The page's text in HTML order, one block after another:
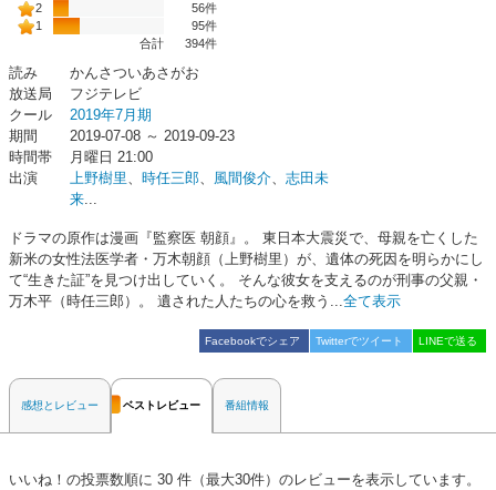
2
56件
1
95件
合計
394件
読み
かんさついあさがお
放送局
フジテレビ
クール
2019年7月期
期間
2019-07-08 ～ 2019-09-23
時間帯
月曜日 21:00
出演
上野樹里、 時任三郎、 風間俊介、 志田未
来...
ドラマの原作は漫画『監察医 朝顔』。 東日本大震災で、母親を亡くした
新米の女性法医学者・万木朝顔（上野樹里）が、遺体の死因を明らかにし
て“生きた証”を見つけ出していく。 そんな彼女を支えるのが刑事の父親・
万木平（時任三郎）。 遺された人たちの心を救う...全て表示
Facebookでシェア Twitterでツイート LINEで送る
感想とレビュー ベストレビュー 番組情報
いいね！の投票数順に 30 件（最大30件）のレビューを表示しています。